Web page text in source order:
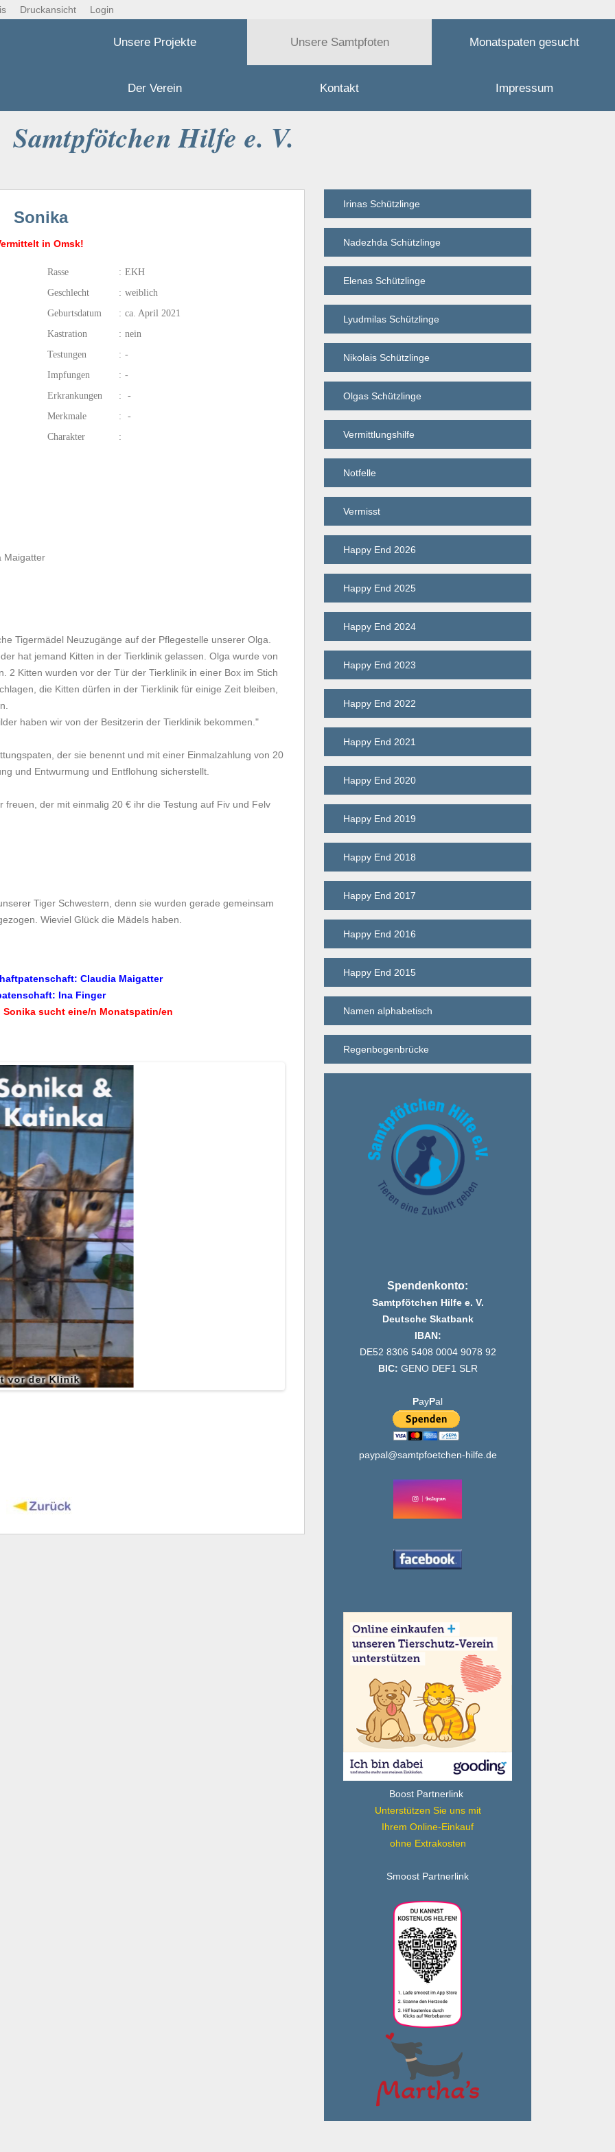
Druckansicht Login
Unsere Projekte Unsere Samtpfoten Monatspaten gesucht
Der Verein Kontakt Impressum
Samtpfötchen Hilfe e. V.
Sonika
in Omsk!
Rasse : EKH
Geschlecht
: weiblich
Geburtsdatum
: ca. April 2021
Kastration
: nein
Testungen
: -
Impfungen
: -
Erkrankungen
:
-
Merkmale
:
-
Charakter
:
Maigatter
Tigermädel Neuzugänge auf der Pflegestelle unserer Olga.
hat jemand Kitten in der Tierklinik gelassen. Olga wurde von
2 Kitten wurden vor der Tür der Tierklinik in einer Box im Stich
die Kitten dürfen in der Tierklinik für einige Zeit bleiben,
haben wir von der Besitzerin der Tierklinik bekommen."
der sie benennt und mit einer Einmalzahlung von 20
und Entwurmung und Entflohung sicherstellt.
der mit einmalig 20 € ihr die Testung auf Fiv und Felv
Tiger Schwestern, denn sie wurden gerade gemeinsam
Wieviel Glück die Mädels haben.
Claudia Maigatter
Ina Finger
Sonika sucht eine/n Monatspatin/en
Oktober 2021
Irinas Schützlinge
Nadezhda Schützlinge
Elenas Schützlinge
Lyudmilas Schützlinge
Nikolais Schützlinge
Olgas Schützlinge
Vermittlungshilfe
Notfelle
Vermisst
Happy End 2026
Happy End 2025
Happy End 2024
Happy End 2023
Happy End 2022
Happy End 2021
Happy End 2020
Happy End 2019
Happy End 2018
Happy End 2017
Happy End 2016
Happy End 2015
Namen alphabetisch
Regenbogenbrücke
Spendenkonto:
Samtpfötchen Hilfe e. V.
Deutsche Skatbank
IBAN:
DE52 8306 5408 0004 9078 92
BIC: GENO DEF1 SLR
PayPal
paypal@samtpfoetchen-hilfe.de
Boost Partnerlink
Unterstützen Sie uns mit
Ihrem Online-Einkauf
ohne Extrakosten
Smoost Partnerlink